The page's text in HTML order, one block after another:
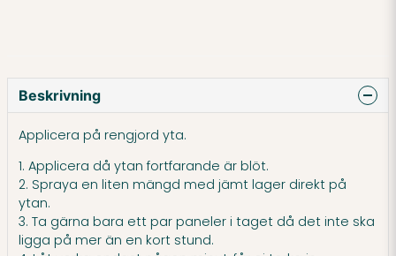
Beskrivning
Applicera på rengjord yta.
1. Applicera då ytan fortfarande är blöt.
2. Spraya en liten mängd med jämt lager direkt på
ytan.
3. Ta gärna bara ett par paneler i taget då det inte ska
ligga på mer än en kort stund.